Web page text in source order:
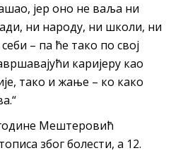
јер оно не ваља ни
ни народу, ни школи, ни
– па ће тако по свој
каријеру као
тако и жање – ко како
Мештеровић
због болести, а 12.